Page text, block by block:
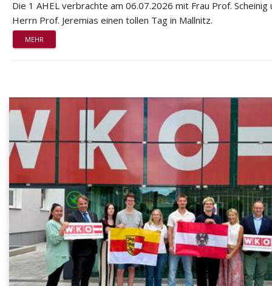
Die 1 AHEL verbrachte am 06.07.2026 mit Frau Prof. Scheinig
Herrn Prof. Jeremias einen tollen Tag in Mallnitz.
MEHR